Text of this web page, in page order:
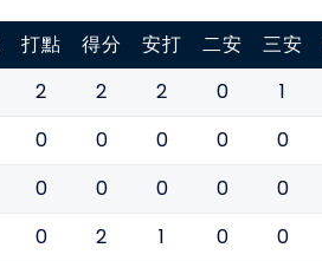
打點 得分 安打 二安 三安
2 2 2 0 1
0 0 0 0 0
0 0 0 0 0
0 2 1 0 0